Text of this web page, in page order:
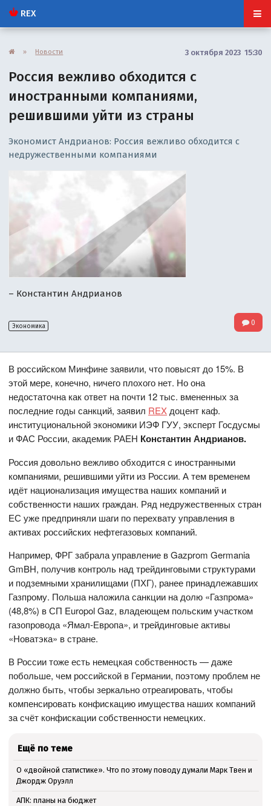
REX
» Новости 3 октября 2023 15:30
Россия вежливо обходится с
иностранными компаниями,
решившими уйти из страны
Экономист Андрианов: Россия вежливо обходится с
недружественными компаниями
– Константин Андрианов
Экономика 0
В российском Минфине заявили, что повысят до 15%. В
этой мере, конечно, ничего плохого нет. Но она
недостаточна как ответ на почти 12 тыс. вмененных за
последние годы санкций, заявил REXдоцент каф.
институциональной экономики ИЭФ ГУУ, эксперт Госдусмы
и ФАС России, академик РАЕН Константин Андрианов.
Россия довольно вежливо обходится с иностранными
компаниями, решившими уйти из России. А тем временем
идёт национализация имущества наших компаний и
собственности наших граждан. Ряд недружественных стран
ЕС уже предприняли шаги по перехвату управления в
активах российских нефтегазовых компаний.
Например, ФРГ забрала управление в Gazprom Germania
GmBH, получив контроль над трейдинговыми структурами
и подземными хранилищами (ПХГ), ранее принадлежавших
Газпрому. Польша наложила санкции на долю «Газпрома»
(48,8%) в СП Europol Gaz, владеющем польским участком
газопровода «Ямал-Европа», и трейдинговые активы
«Новатэка» в стране.
В России тоже есть немецкая собственность — даже
побольше, чем российской в Германии, поэтому проблем не
должно быть, чтобы зеркально отреагировать, чтобы
компенсировать конфискацию имущества наших компаний
за счёт конфискации собственности немецких.
Ещё по теме
О «двойной статистике». Что по этому поводу думали Марк Твен и
Джордж Оруэлл
АПК: планы на бюджет